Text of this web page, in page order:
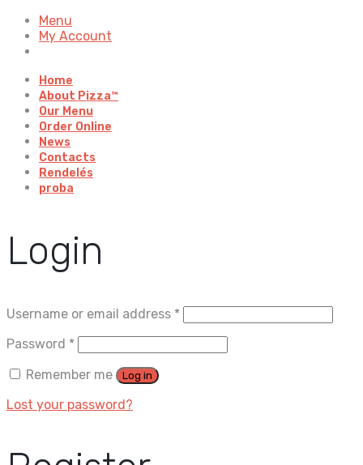
Menu
My Account
Home
About Pizza™
Our Menu
Order Online
News
Contacts
Rendelés
proba
Login
Username or email address *
Password *
Remember me
Log in
Lost your password?